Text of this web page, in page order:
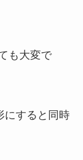
も大変で
にすると同時